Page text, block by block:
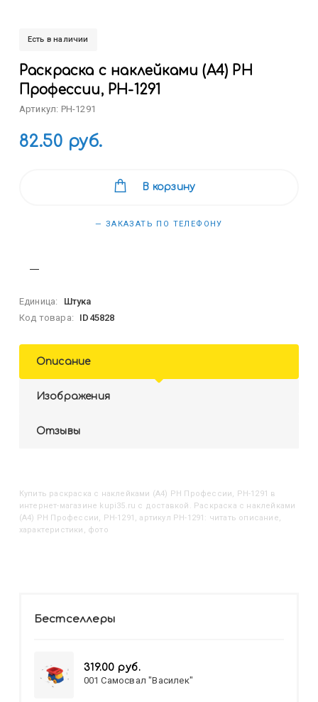
Есть в наличии
Раскраска с наклейками (А4) РН
Профессии, РН-1291
Артикул: РН-1291
82.50 руб.
В корзину
— ЗАКАЗАТЬ ПО ТЕЛЕФОНУ
Единица:
Штука
Код товара:
ID45828
Описание
Изображения
Отзывы
Купить Раскраска с наклейками (А4) РН Профессии, РН-1291 в
интернет-магазине kupi35.ru с доставкой. Раскраска с наклейками
(А4) РН Профессии, РН-1291, артикул РН-1291: читать описание,
характеристики, фото
Бестселлеры
319.00 руб.
001 Самосвал "Василек"